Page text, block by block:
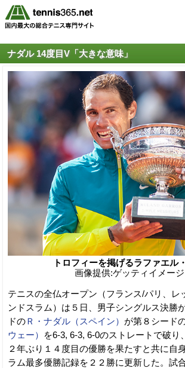
ナダル 14度目V「大きな意味」
トロフィーを掲げるラファエル
画像提供:ゲッティイメー
テニスの全仏オープン（フランス/パリ、レ
ンドスラム）は５日、男子シングルス決勝
ドのＲ・ナダル（スペイン） が第８シード
ウェー）
を6-3, 6-3, 6-0のストレートで破り
２年ぶり１４度目の優勝を果たすと共に自
ラム最多優勝記録を２２勝に更新した。試